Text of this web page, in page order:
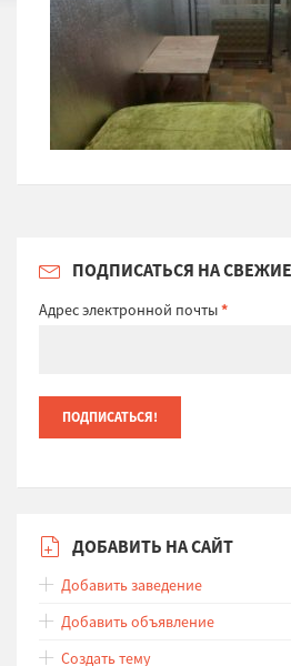
ПОДПИСАТЬСЯ НА
Адрес электронной почты*
ДОБАВИТЬ НА САЙТ
Добавить заведение
Добавить объявление
Создать тему